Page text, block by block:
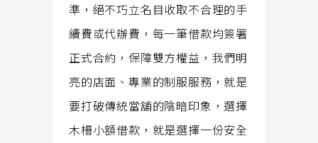
準，絕不巧立名目收取不合理的手
續費或代辦費，每一筆借款均簽署
正式合約，保障雙方權益，我們明
亮的店面、專業的制服服務，就是
要打破傳統當舖的陰暗印象，選擇
木柵小額借款，就是選擇一份安全